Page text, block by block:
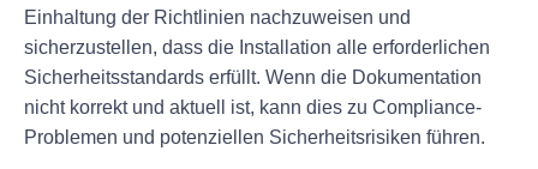
Einhaltung der Richtlinien nachzuweisen und
sicherzustellen, dass die Installation alle erforderlichen
Sicherheitsstandards erfüllt. Wenn die Dokumentation
nicht korrekt und aktuell ist, kann dies zu Compliance-
Problemen und potenziellen Sicherheitsrisiken führen.